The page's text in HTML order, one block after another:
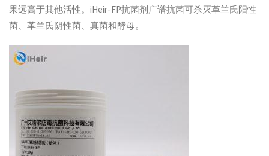
果远高于其他活性。iHeir-FP抗菌剂广谱抗菌可杀灭革兰氏阳性
菌、革兰氏阴性菌、真菌和酵母。